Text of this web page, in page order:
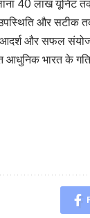
40 लाख यूनिट
और
आदर्श और सफल
आधुनिक भारत के